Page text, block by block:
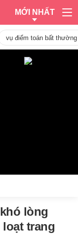
MỚI NHẤT
vụ điểm toán bất
lòng
trang